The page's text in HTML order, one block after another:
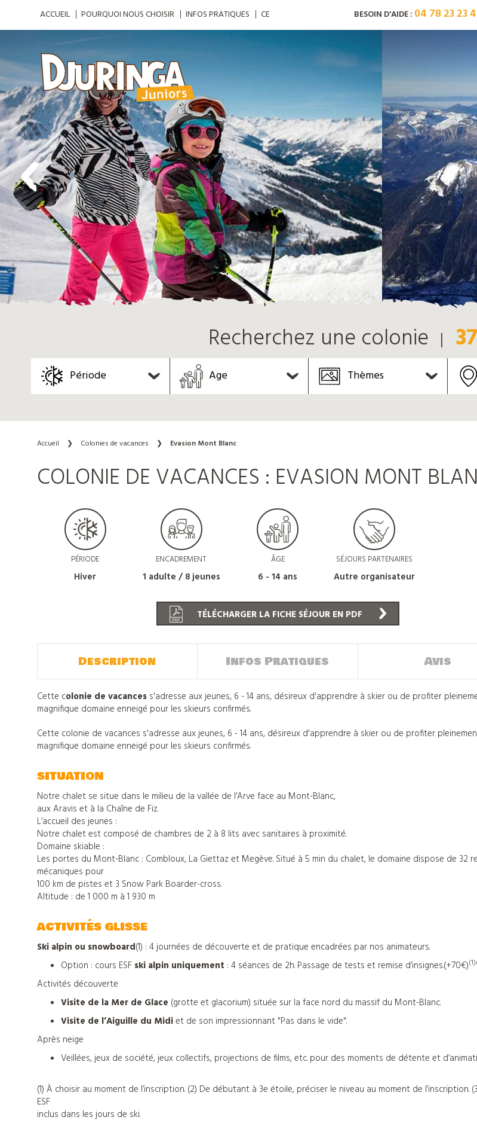
Mot de passe
Nouveau
BESOIN D'AIDE : 04 78 23 23
ACCUEIL POURQUOI NOUS CHOISIR INFOS PRATIQUES CE
colonies
vacances
centres
d'hébergements
Informations
pratiques
Tout
Recherchez une colonie
Période Age Thèmes
Accueil ❯ Colonies de vacances ❯ Evasion Mont Blanc
COLONIE DE VACANCES : EVASION MONT
PÉRIODE
Hiver
ENCADREMENT
1 adulte / 8 jeunes
ÂGE
6 - 14 ans
SÉJOURS PARTENAIRES
Autre organisateur
TÉLÉCHARGER LA FICHE SÉJOUR EN PDF
Description Infos Pratiques Avis
Cette colonie de vacances s'adresse aux jeunes, 6 - 14 ans, désireux d'apprendre à skier ou de profiter
magnifique domaine enneigé pour les skieurs confirmés.
Cette colonie de vacances s'adresse aux jeunes, 6 - 14 ans, désireux d'apprendre à skier ou de profiter
magnifique domaine enneigé pour les skieurs confirmés.
SITUATION
Notre chalet se situe dans le milieu de la vallée de l’Arve face au Mont-Blanc,
aux Aravis et à la Chaîne de Fiz.
L’accueil des jeunes :
Notre chalet est composé de chambres de 2 à 8 lits avec sanitaires à proximité.
Domaine skiable :
Les portes du Mont-Blanc : Combloux, La Giettaz et Megève. Situé à 5 min du chalet, le domaine dispose de 32
mécaniques pour
100 km de pistes et 3 Snow Park Boarder-cross.
Altitude : de 1 000 m à 1 930 m
ACTIVITÉS GLISSE
Ski alpin ou snowboard(1) : 4 journées de découverte et de pratique encadrées par nos animateurs.
Option : cours ESF ski alpin uniquement : 4 séances de 2h. Passage de tests et remise d’insignes.(+70€)
Activités découverte
Visite de la Mer de Glace (grotte et glacorium) située sur la face nord du massif du Mont-Blanc.
Visite de l’Aiguille du Midiet de son impressionnant "Pas dans le vide".
Après neige
Veillées, jeux de société, jeux collectifs, projections de films, etc. pour des moments de détente et
(1) À choisir au moment de l’inscription. (2) De débutant à 3e étoile, préciser le niveau au moment de l’inscription.
ESF
inclus dans les jours de ski.